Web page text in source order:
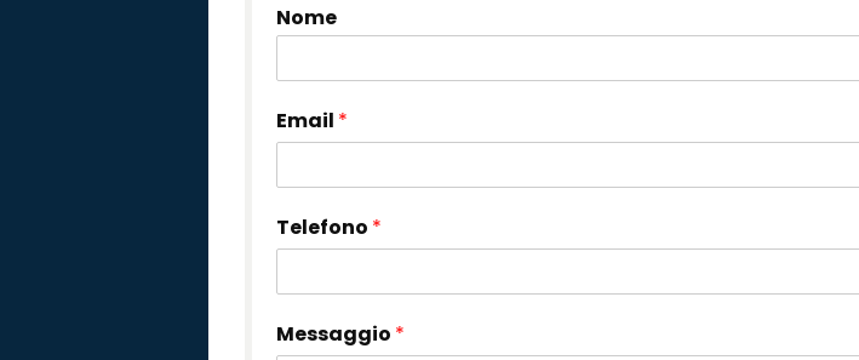
Nome
Email *
Telefono *
Messaggio *